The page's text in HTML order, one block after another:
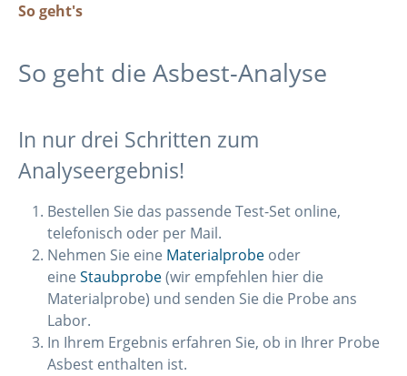
So geht's
So geht die Asbest-Analyse
In nur drei Schritten zum
Analyseergebnis!
Bestellen Sie das passende Test-Set online,
telefonisch oder per Mail.
Nehmen Sie eine Materialprobe oder
eine Staubprobe(wir empfehlen hier die
Materialprobe) und senden Sie die Probe ans
Labor.
In Ihrem Ergebnis erfahren Sie, ob in Ihrer Probe
Asbest enthalten ist.